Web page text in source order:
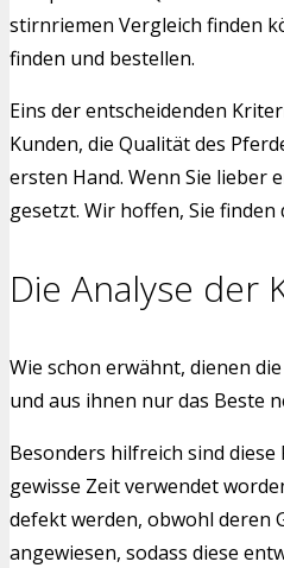
stirnriemen Vergleich finden
finden und bestellen.
Eins der entscheidenden
Kunden, die Qualität des
ersten Hand. Wenn Sie lieber
gesetzt. Wir hoffen, Sie
Die Analyse der
Wie schon erwähnt, dienen
und aus ihnen nur das Beste
Besonders hilfreich sind
gewisse Zeit verwendet
defekt werden, obwohl deren
angewiesen, sodass diese